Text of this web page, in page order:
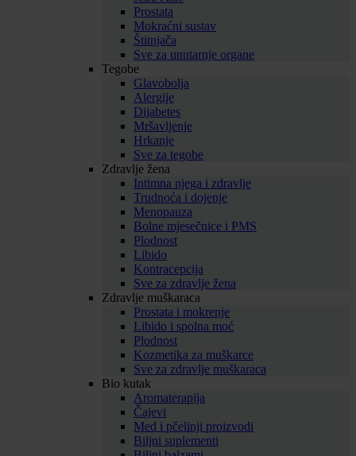
Prostata
Mokraćni sustav
Štitnjača
Sve za unutarnje organe
Tegobe
Glavobolja
Alergije
Dijabetes
Mršavljenje
Hrkanje
Sve za tegobe
Zdravlje žena
Intimna njega i zdravlje
Trudnoća i dojenje
Menopauza
Bolne mjesečnice i PMS
Plodnost
Libido
Kontracepcija
Sve za zdravlje žena
Zdravlje muškaraca
Prostata i mokrenje
Libido i spolna moć
Plodnost
Kozmetika za muškarce
Sve za zdravlje muškaraca
Bio kutak
Aromaterapija
Čajevi
Med i pčelinji proizvodi
Biljni suplementi